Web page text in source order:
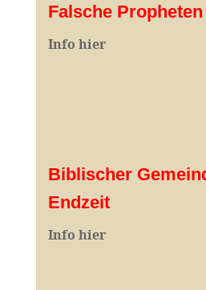
Falsche
Info hier
Biblischer
Endzeit
Info hier